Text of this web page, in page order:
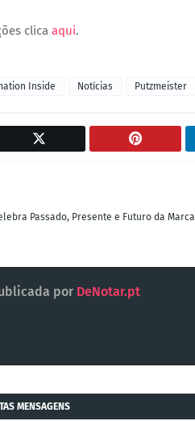
clica aqui.
Inside Notícias Putzmeister
Passado, Presente e Futuro da Marca
por DeNotar.pt
MENSAGENS